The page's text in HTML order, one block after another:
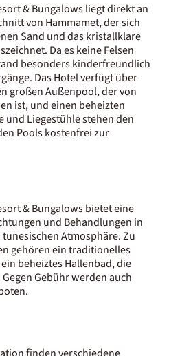
& Bungalows liegt direkt an
von Hammamet, der sich
Sand und das kristallklare
Da es keine Felsen
besonders kinderfreundlich
Das Hotel verfügt über
großen Außenpool, der von
ist, und einen beheizten
Liegestühle stehen den
Pools kostenfrei zur
& Bungalows bietet eine
und Behandlungen in
Atmosphäre. Zu
gehören ein traditionelles
beheiztes Hallenbad, die
Gebühr werden auch